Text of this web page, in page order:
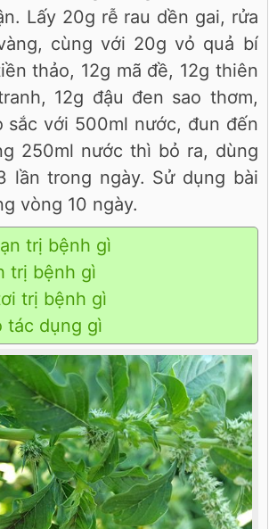
Lấy 20g rễ rau dền gai, rửa
cùng với 20g vỏ quả bí
thảo, 12g mã đề, 12g thiên
12g đậu đen sao thơm,
sắc với 500ml nước, đun đến
250ml nước thì bỏ ra, dùng
lần trong ngày. Sử dụng bài
vòng 10 ngày.
trị bệnh gì
trị bệnh gì
trị bệnh gì
tác dụng gì